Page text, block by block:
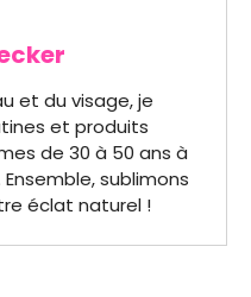
et du visage, je
et produits
de 30 à 50 ans à
sublimons
éclat naturel !